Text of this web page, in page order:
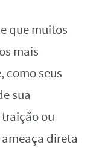
que muitos
mais
como seus
sua
ou
direta